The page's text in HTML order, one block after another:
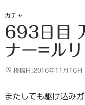
ガチャ
693日目
ナー=ル
投稿日:2016年11月16日
またしても駆け込みガ